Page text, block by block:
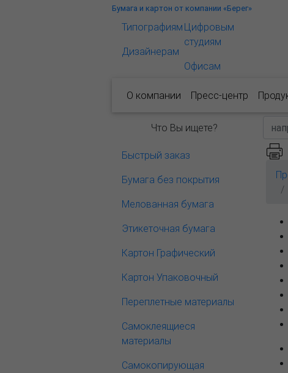
Бумага и картон от компании «Берег»
Типографиям
Дизайнерам
Цифровым
студиям
Офисам
О компании Пресс-центр
Что Вы ищете?
Быстрый заказ
Бумага без покрытия
Мелованная бумага
Этикеточная бумага
Картон Графический
Картон Упаковочный
Переплетные материалы
Самоклеящиеся
материалы
Самокопирующая